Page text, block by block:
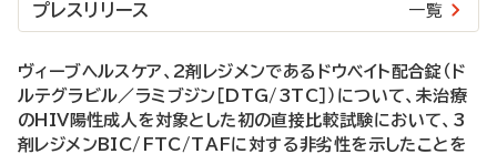
プレスリリース 一覧
ヴィーブヘルスケア、2剤レジメンであるドウベイト配合錠（ド
ルテグラビル／ラミブジン［DTG/3TC］）について、未治療
のHIV陽性成人を対象とした初の直接比較試験において、3
剤レジメンBIC/FTC/TAFに対する非劣性を示したことを